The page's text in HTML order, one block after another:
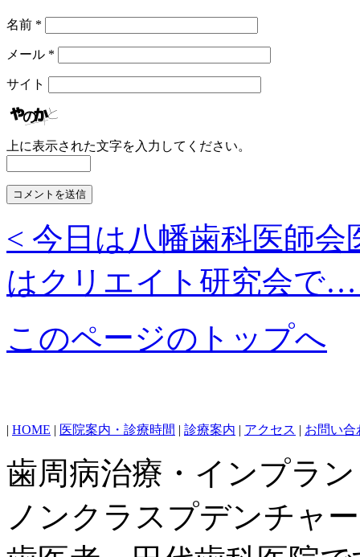
名前 *
メール *
サイト
上に表示された文字を入力してください。
< 今日は八幡歯科医師
はクリエイト研究会で
このページのトップへ
| HOME | 医院案内・診療時間 | 診療案内 | アクセス | お問い合
歯周病治療・インプラ
ノンクラスプデンチャ